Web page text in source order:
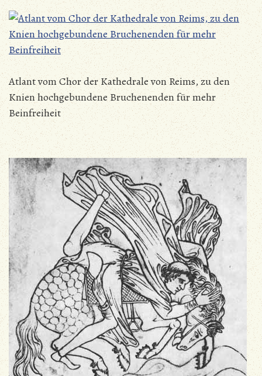
Atlant vom Chor der Kathedrale von Reims, zu den
Knien hochgebundene Bruchenenden für mehr
Beinfreiheit